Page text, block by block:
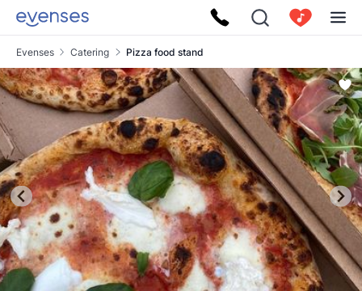
Evenses Catering Pizza food stand